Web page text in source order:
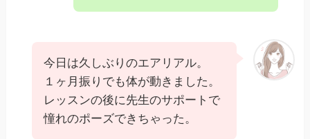
今日は久しぶりのエアリアル。
１ヶ月振りでも体が動きました。
レッスンの後に先生のサポートで
憧れのポーズできちゃった。